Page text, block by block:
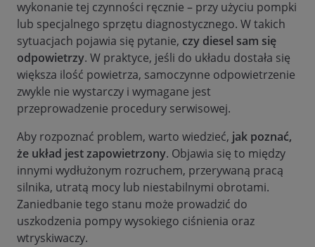
wykonanie tej czynności ręcznie – przy użyciu pompki
lub specjalnego sprzętu diagnostycznego. W takich
sytuacjach pojawia się pytanie, czy diesel sam się
odpowietrzy. W praktyce, jeśli do układu dostała się
większa ilość powietrza, samoczynne odpowietrzenie
zwykle nie wystarczy i wymagane jest
przeprowadzenie procedury serwisowej.
Aby rozpoznać problem, warto wiedzieć, jak poznać,
że układ jest zapowietrzony. Objawia się to między
innymi wydłużonym rozruchem, przerywaną pracą
silnika, utratą mocy lub niestabilnymi obrotami.
Zaniedbanie tego stanu może prowadzić do
uszkodzenia pompy wysokiego ciśnienia oraz
wtryskiwaczy.